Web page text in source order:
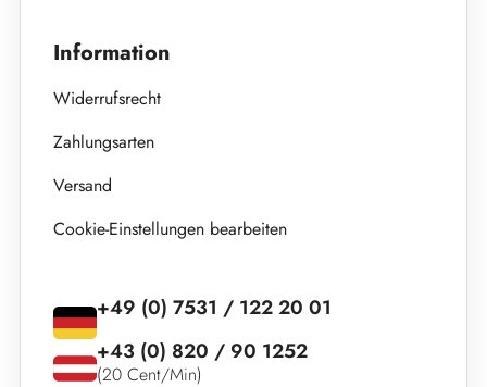
Information
Widerrufsrecht
Zahlungsarten
Versand
Cookie-Einstellungen bearbeiten
+49 (0) 7531 / 122 20 01
+43 (0) 820 / 90 1252
(20 Cent/Min)